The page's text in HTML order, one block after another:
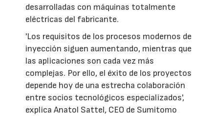
desarrolladas con máquinas totalmente
eléctricas del fabricante.
'Los requisitos de los procesos modernos de
inyección siguen aumentando, mientras que
las aplicaciones son cada vez más
complejas. Por ello, el éxito de los proyectos
depende hoy de una estrecha colaboración
entre socios tecnológicos especializados',
explica Anatol Sattel, CEO de Sumitomo